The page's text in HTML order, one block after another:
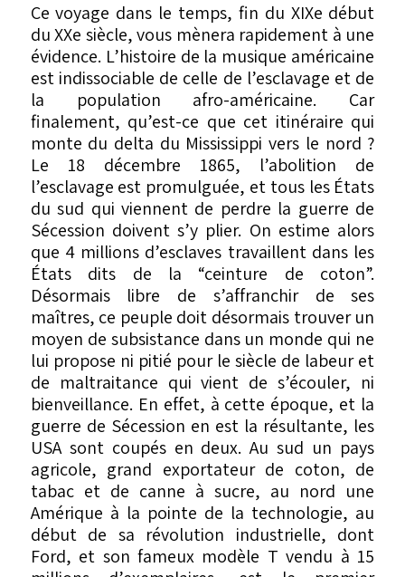
Ce voyage dans le temps, fin du XIXe début
du XXe siècle, vous mènera rapidement à une
évidence. L’histoire de la musique américaine
est indissociable de celle de l’esclavage et de
la population afro-américaine. Car
finalement, qu’est-ce que cet itinéraire qui
monte du delta du Mississippi vers le nord ?
Le 18 décembre 1865, l’abolition de
l’esclavage est promulguée, et tous les États
du sud qui viennent de perdre la guerre de
Sécession doivent s’y plier. On estime alors
que 4 millions d’esclaves travaillent dans les
États dits de la “ceinture de coton”.
Désormais libre de s’affranchir de ses
maîtres, ce peuple doit désormais trouver un
moyen de subsistance dans un monde qui ne
lui propose ni pitié pour le siècle de labeur et
de maltraitance qui vient de s’écouler, ni
bienveillance. En effet, à cette époque, et la
guerre de Sécession en est la résultante, les
USA sont coupés en deux. Au sud un pays
agricole, grand exportateur de coton, de
tabac et de canne à sucre, au nord une
Amérique à la pointe de la technologie, au
début de sa révolution industrielle, dont
Ford, et son fameux modèle T vendu à 15